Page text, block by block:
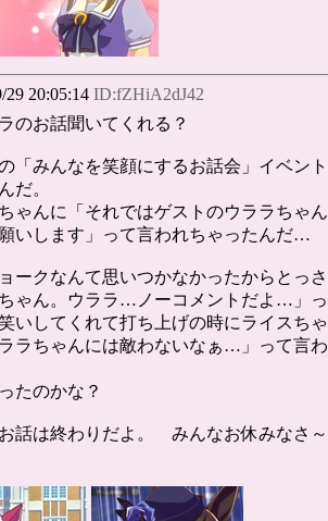
29 20:05:14 ID:fZHiA2dJ42
のお話聞いてくれる？
「みんなを笑顔にするお話会」イベント
だ。
ゃんに「それではゲストのウララちゃん
いします」って言われちゃったんだ…
ークなんて思いつかなかったからとっさ
ゃん。ウララ…ノーコメントだよ…」っ
いしてくれて打ち上げの時にライスちゃ
ラちゃんには敵わないなぁ…」って言わ
たのかな？
話は終わりだよ。 みんなお休みなさ～